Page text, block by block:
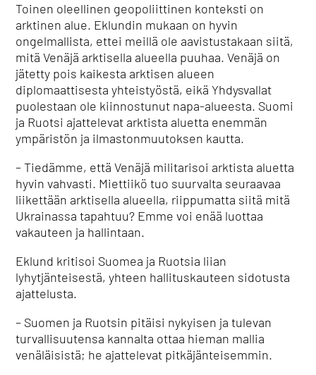
Toinen oleellinen geopoliittinen konteksti on
arktinen alue. Eklundin mukaan on hyvin
ongelmallista, ettei meillä ole aavistustakaan siitä,
mitä Venäjä arktisella alueella puuhaa. Venäjä on
jätetty pois kaikesta arktisen alueen
diplomaattisesta yhteistyöstä, eikä Yhdysvallat
puolestaan ole kiinnostunut napa-alueesta. Suomi
ja Ruotsi ajattelevat arktista aluetta enemmän
ympäristön ja ilmastonmuutoksen kautta.
– Tiedämme, että Venäjä militarisoi arktista aluetta
hyvin vahvasti. Miettiikö tuo suurvalta seuraavaa
liikettään arktisella alueella, riippumatta siitä mitä
Ukrainassa tapahtuu? Emme voi enää luottaa
vakauteen ja hallintaan.
Eklund kritisoi Suomea ja Ruotsia liian
lyhytjänteisestä, yhteen hallituskauteen sidotusta
ajattelusta.
– Suomen ja Ruotsin pitäisi nykyisen ja tulevan
turvallisuutensa kannalta ottaa hieman mallia
venäläisistä; he ajattelevat pitkäjänteisemmin.